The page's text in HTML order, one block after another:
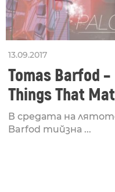
13.09.2017
Tomas Barfod –
Things That
//ft. Louise
Sharin Foo
В средата на
Barfod тийзна ...